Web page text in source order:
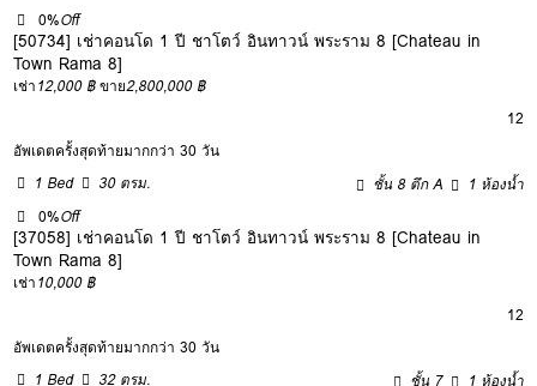
0%Off
[50734] เช่าคอนโด 1 ปี ชาโตว์ อินทาวน์ พระราม 8 [Chateau in
Town Rama 8]
เช่า12,000 ฿ ขาย2,800,000 ฿
12
อัพเดตครั้งสุดท้ายมากกว่า 30 วัน
1 Bed
30 ตรม. ชั้น 8 ตึก A
1 ห้องน้ำ
0%Off
[37058] เช่าคอนโด 1 ปี ชาโตว์ อินทาวน์ พระราม 8 [Chateau in
Town Rama 8]
เช่า10,000 ฿
12
อัพเดตครั้งสุดท้ายมากกว่า 30 วัน
1 Bed
32 ตรม. ชั้น 7 1 ห้องน้ำ